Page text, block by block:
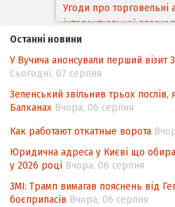
Угоди про торговельні
інтелектуальної
контексті євроінтеграції
Аналіз виборчого
невизначеності
підрахунку голосів
Інформаційна безпека
Контент-аналіз
національних інтересів
нормативно-правових
Останні новини
У Вучича анонсували перший візит
Сьогодні, 07 серпня
Зеленський звільнив трьох послів,
Балканах Вчора, 06 серпня
Как работают откатные ворота
Юридична адреса у Києві що
у 2026 році Вчора, 06 серпня
ЗМІ: Трамп вимагав пояснень від
боєприпасів Вчора, 06 серпня